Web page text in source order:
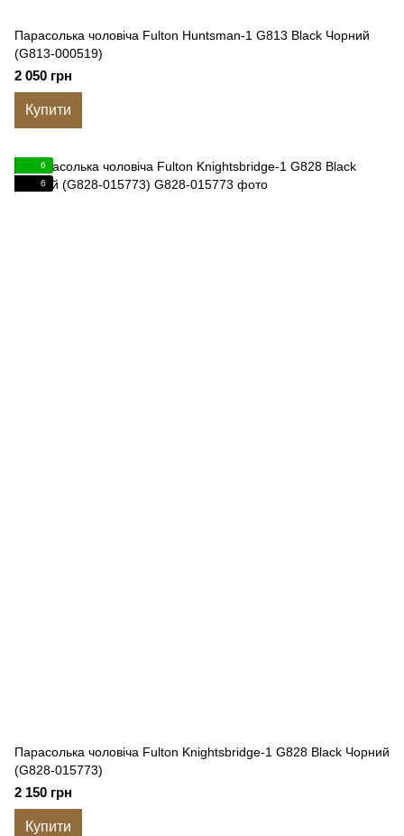
Парасолька чоловіча Fulton Huntsman-1 G813 Black Чорний
(G813-000519)
2 050 грн
Купити
6
6
Парасолька чоловіча Fulton Knightsbridge-1 G828 Black Чорний
(G828-015773)
2 150 грн
Купити